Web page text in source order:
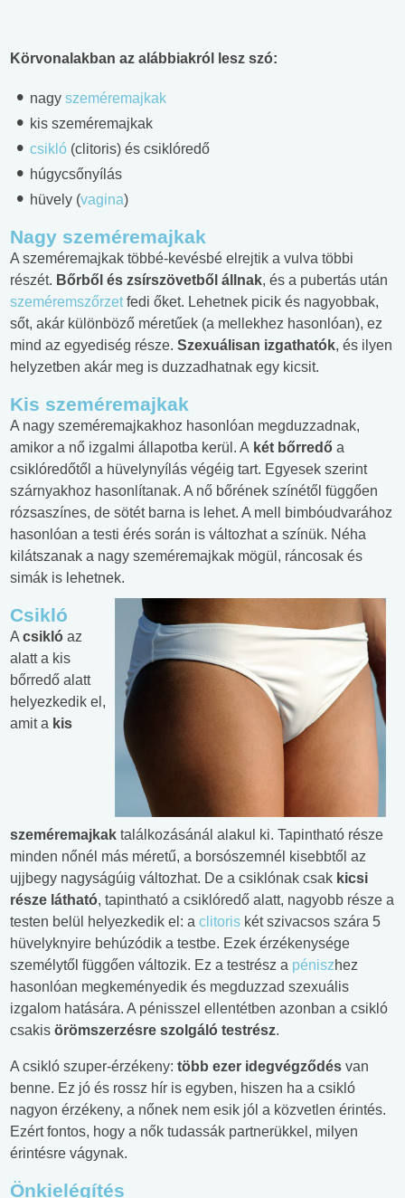
Körvonalakban az alábbiakról lesz szó:
nagy szeméremajkak
kis szeméremajkak
csikló (clitoris) és csiklóredő
húgycsőnyílás
hüvely (vagina)
Nagy szeméremajkak
A szeméremajkak többé-kevésbé elrejtik a vulva többi
részét. Bőrből és zsírszövetből állnak, és a pubertás után
szeméremszőrzetfedi őket. Lehetnek picik és nagyobbak,
sőt, akár különböző méretűek (a mellekhez hasonlóan), ez
mind az egyediség része. Szexuálisan izgathatók, és ilyen
helyzetben akár meg is duzzadhatnak egy kicsit.
Kis szeméremajkak
A nagy szeméremajkakhoz hasonlóan megduzzadnak,
amikor a nő izgalmi állapotba kerül. A két bőrredő a
csiklóredőtől a hüvelynyílás végéig tart. Egyesek szerint
szárnyakhoz hasonlítanak. A nő bőrének színétől függően
rózsaszínes, de sötét barna is lehet. A mell bimbóudvarához
hasonlóan a testi érés során is változhat a színük. Néha
kilátszanak a nagy szeméremajkak mögül, ráncosak és
simák is lehetnek.
Csikló
A csikló az
alatt a kis
bőrredő alatt
helyezkedik el,
amit a kis
szeméremajkak találkozásánál alakul ki. Tapintható része
minden nőnél más méretű, a borsószemnél kisebbtől az
ujjbegy nagyságúig változhat. De a csiklónak csak kicsi
része látható, tapintható a csiklóredő alatt, nagyobb része a
testen belül helyezkedik el: a clitoris két szivacsos szára 5
hüvelyknyire behúzódik a testbe. Ezek érzékenysége
személytől függően változik. Ez a testrész a péniszhez
hasonlóan megkeményedik és megduzzad szexuális
izgalom hatására. A pénisszel ellentétben azonban a csikló
csakis örömszerzésre szolgáló testrész.
A csikló szuper-érzékeny: több ezer idegvégződés van
benne. Ez jó és rossz hír is egyben, hiszen ha a csikló
nagyon érzékeny, a nőnek nem esik jól a közvetlen érintés.
Ezért fontos, hogy a nők tudassák partnerükkel, milyen
érintésre vágynak.
Önkielégítés